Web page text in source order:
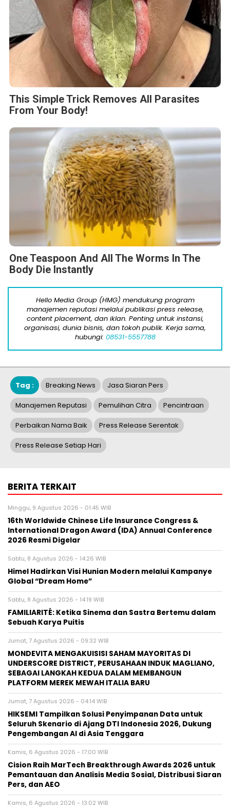
This Simple Trick Removes All Parasites
From Your Body!
One Teaspoon And All The Worms In The
Body Die Instantly
Hello Media Group (HMG) mendukung program
manajemen reputasi melalui publikasi press release,
content placement, dan iklan. Penting untuk instansi,
organisasi, dunia bisnis, dan tokoh publik. Kerja sama,
hubungi: 08531-5557788
Tag : Breaking News Jasa Siaran Pers
Manajemen Reputasi Pemulihan Citra Pencintraan
Perbaikan Nama Baik Press Release Serentak
Press Release Setiap Hari
BERITA TERKAIT
Minggu, 9 Agustus 2026 - 01:45 WIB
16th Worldwide Chinese Life Insurance Congress &
International Dragon Award (IDA) Annual Conference
2026 Resmi Digelar
Sabtu, 8 Agustus 2026 - 14:26 WIB
Himel Hadirkan Visi Hunian Modern melalui Kampanye
Global “Dream Home”
Sabtu, 8 Agustus 2026 - 14:19 WIB
FAMILIARITÉ: Ketika Sinema dan Sastra Bertemu dalam
Sebuah Karya Puitis
Jumat, 7 Agustus 2026 - 09:32 WIB
MONDEVITA MENGAKUISISI SAHAM MAYORITAS DI
UNDERSCORE DISTRICT, PERUSAHAAN INDUK MAGLIANO,
SEBAGAI LANGKAH KEDUA DALAM MEMBANGUN
PLATFORM MEREK MEWAH ITALIA BARU
Jumat, 7 Agustus 2026 - 04:14 WIB
HIKSEMI Tampilkan Solusi Penyimpanan Data untuk
Seluruh Skenario di Ajang DTI Indonesia 2026, Dukung
Pengembangan AI di Asia Tenggara
Kamis, 6 Agustus 2026 - 17:00 WIB
Cision Raih MarTech Breakthrough Awards 2026 untuk
Pemantauan dan Analisis Media Sosial, Distribusi Siaran
Pers, dan AEO
Kamis, 6 Agustus 2026 - 13:02 WIB